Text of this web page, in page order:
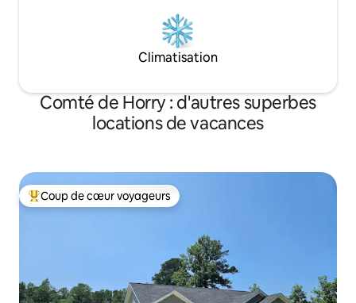
Climatisation
Comté de Horry : d'autres superbes
locations de vacances
Coups de cœur voyageurs les plus appréciés
Coup de cœur voyageurs